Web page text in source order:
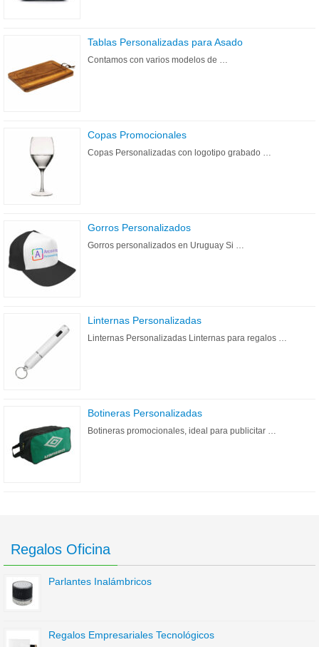
Tablas Personalizadas para Asado
Contamos con varios modelos de …
Copas Promocionales
Copas Personalizadas con logotipo grabado …
Gorros Personalizados
Gorros personalizados en Uruguay Si …
Linternas Personalizadas
Linternas Personalizadas Linternas para regalos …
Botineras Personalizadas
Botineras promocionales, ideal para publicitar …
Regalos Oficina
Parlantes Inalámbricos
Regalos Empresariales Tecnológicos